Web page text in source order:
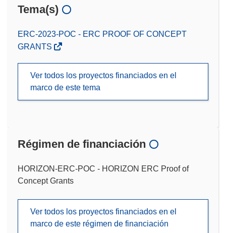
Tema(s)
ERC-2023-POC - ERC PROOF OF CONCEPT
GRANTS
Ver todos los proyectos financiados en el
marco de este tema
Régimen de financiación
HORIZON-ERC-POC - HORIZON ERC Proof of
Concept Grants
Ver todos los proyectos financiados en el
marco de este régimen de financiación